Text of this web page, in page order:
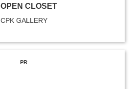
OPEN CLOSET
CPK GALLERY
PR